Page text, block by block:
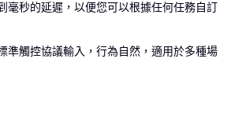
毫秒的延遲，以便您可以根據任何任務自訂
準觸控協議輸入，行為自然，適用於多種場